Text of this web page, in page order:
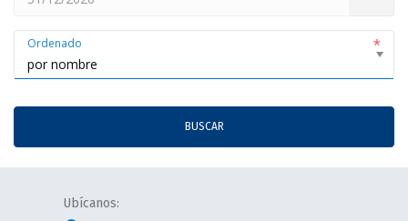
Ordenado
BUSCAR
Ubícanos: